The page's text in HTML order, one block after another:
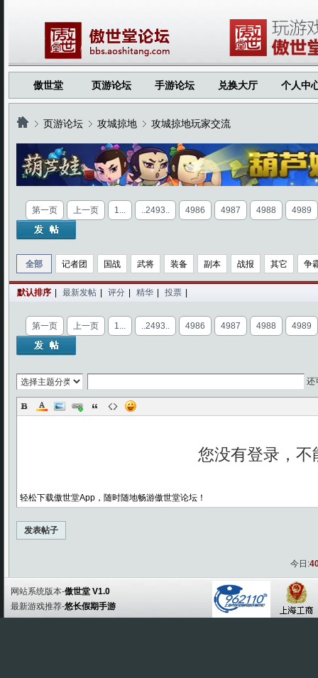
傲世堂 页游论坛 手游论坛 兑换大厅 个人中
页游论坛
›
攻城掠地
›
攻城掠地玩家交流
第一页 上一页 1... ..2493.. 4986 4987 4988 4989
全部 记者团 国战 武将 装备 副本 战报 其它 争
默认排序 最新发帖 评分 精华 投票
第一页 上一页 1... ..2493.. 4986 4987 4988 4989
还
轻松下载傲世堂App，随时随地畅游傲世堂论坛！
发表帖子
今日:
网站系统版本-傲世堂 V1.0
最新游戏推荐-悠长假期手游